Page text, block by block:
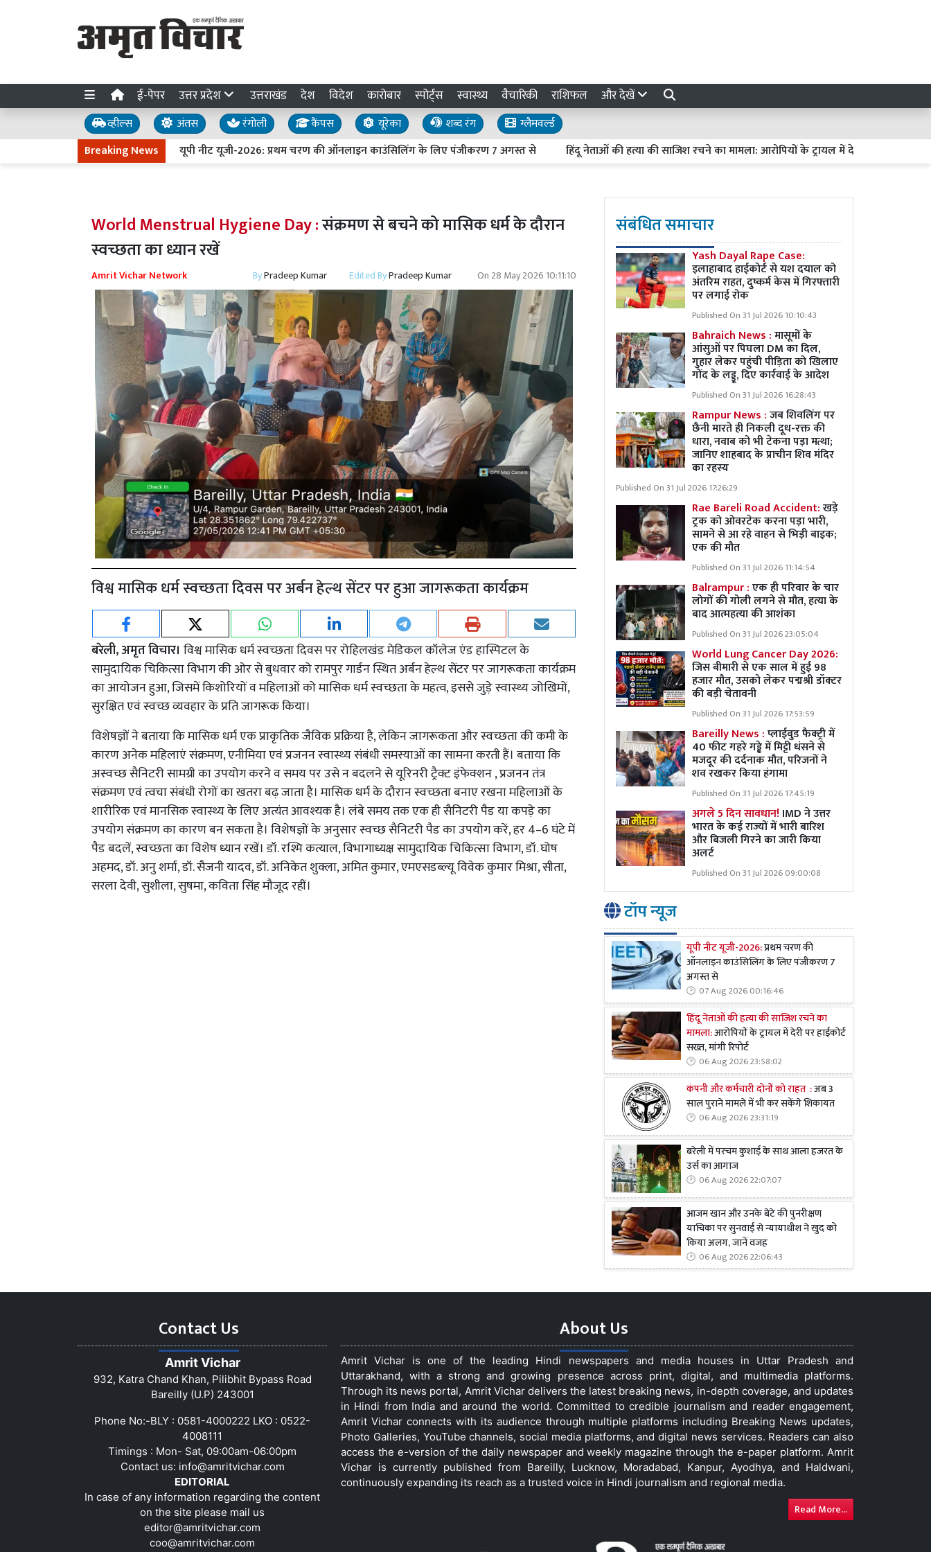
ई-पेपर उत्तर प्रदेश उत्तराखंड देश विदेश कारोबार स्पोर्ट्स स्वास्थ्य वैचारिकी राशिफल और देखें
व्हील्स अंतस रंगोली कैंपस यूरेका शब्द रंग
ग्लैमवर्ल्ड
Breaking Newsयूपी नीट यूजी-2026: प्रथम चरण की ऑनलाइन काउंसिलिंग के लिए पंजीकरण 7 अगस्त से हिंदू नेताओं की हत्या की साजिश रचने का मामला: आरोपियों के ट्रायल में देरी पर हाईकोर्ट सख्त, मांगी
World Menstrual Hygiene Day :संक्रमण से बचने को मासिक धर्म के दौरान
स्वच्छता का ध्यान रखें
Amrit Vichar Network ByPradeep Kumar Edited ByPradeep Kumar On 28 May 2026 10:11:10
विश्व मासिक धर्म स्वच्छता दिवस पर अर्बन हेल्थ सेंटर पर हुआ जागरूकता कार्यक्रम
बरेली, अमृत विचार। विश्व मासिक धर्म स्वच्छता दिवस पर रोहिलखंड मेडिकल कॉलेज एंड हास्पिटल के
सामुदायिक चिकित्सा विभाग की ओर से बुधवार को रामपुर गार्डन स्थित अर्बन हेल्थ सेंटर पर जागरूकता कार्यक्रम
का आयोजन हुआ, जिसमें किशोरियों व महिलाओं को मासिक धर्म स्वच्छता के महत्व, इससे जुड़े स्वास्थ्य जोखिमों,
सुरक्षित एवं स्वच्छ व्यवहार के प्रति जागरूक किया।
विशेषज्ञों ने बताया कि मासिक धर्म एक प्राकृतिक जैविक प्रक्रिया है, लेकिन जागरूकता और स्वच्छता की कमी के
कारण अनेक महिलाएं संक्रमण, एनीमिया एवं प्रजनन स्वास्थ्य संबंधी समस्याओं का सामना करती हैं। बताया कि
अस्वच्छ सैनिटरी सामग्री का उपयोग करने व समय पर उसे न बदलने से यूरिनरी ट्रैक्ट इंफेक्शन , प्रजनन तंत्र
संक्रमण एवं त्वचा संबंधी रोगों का खतरा बढ़ जाता है। मासिक धर्म के दौरान स्वच्छता बनाए रखना महिलाओं के
शारीरिक एवं मानसिक स्वास्थ्य के लिए अत्यंत आवश्यक है। लंबे समय तक एक ही सैनिटरी पैड या कपड़े का
उपयोग संक्रमण का कारण बन सकता है। विशेषज्ञों के अनुसार स्वच्छ सैनिटरी पैड का उपयोग करें, हर 4–6 घंटे में
पैड बदलें, स्वच्छता का विशेष ध्यान रखें। डॉ. रश्मि कत्याल, विभागाध्यक्ष सामुदायिक चिकित्सा विभाग, डॉ. घोष
अहमद, डॉ. अनु शर्मा, डॉ. सैजनी यादव, डॉ. अनिकेत शुक्ला, अमित कुमार, एमएसडब्ल्यू विवेक कुमार मिश्रा, सीता,
सरला देवी, सुशीला, सुषमा, कविता सिंह मौजूद रहीं।
संबंधित समाचार
Yash Dayal Rape Case:
इलाहाबाद हाईकोर्ट से यश दयाल को
अंतरिम राहत, दुष्कर्म केस में गिरफ्तारी
पर लगाई रोक
Published On 31 Jul 2026 10:10:43
Bahraich News :मासूमों के
आंसुओं पर पिघला DM का दिल,
गुहार लेकर पहुंची पीड़िता को खिलाए
गोंद के लड्डू, दिए कार्रवाई के आदेश
Published On 31 Jul 2026 16:28:43
Rampur News :जब शिवलिंग पर
छैनी मारते ही निकली दूध-रक्त की
धारा, नवाब को भी टेकना पड़ा मत्था;
जानिए शाहबाद के प्राचीन शिव मंदिर
का रहस्य
Published On 31 Jul 2026 17:26:29
Rae Bareli Road Accident:खड़े
ट्रक को ओवरटेक करना पड़ा भारी,
सामने से आ रहे वाहन से भिड़ी बाइक;
एक की मौत
Published On 31 Jul 2026 11:14:54
Balrampur :एक ही परिवार के चार
लोगों की गोली लगने से मौत, हत्या के
बाद आत्महत्या की आशंका
Published On 31 Jul 2026 23:05:04
World Lung Cancer Day 2026:
जिस बीमारी से एक साल में हुई 98
हजार मौत, उसको लेकर पद्मश्री डॉक्टर
की बड़ी चेतावनी
Published On 31 Jul 2026 17:53:59
Bareilly News :प्लाईवुड फैक्ट्री में
40 फीट गहरे गड्ढे में मिट्टी धंसने से
मजदूर की दर्दनाक मौत, परिजनों ने
शव रखकर किया हंगामा
Published On 31 Jul 2026 17:45:19
अगले 5 दिन सावधान! IMD ने उत्तर
भारत के कई राज्यों में भारी बारिश
और बिजली गिरने का जारी किया
अलर्ट
Published On 31 Jul 2026 09:00:08
टॉप न्यूज
यूपी नीट यूजी-2026:प्रथम चरण की
ऑनलाइन काउंसिलिंग के लिए पंजीकरण 7
अगस्त से
07 Aug 2026 00:16:46
हिंदू नेताओं की हत्या की साजिश रचने का
मामला:आरोपियों के ट्रायल में देरी पर हाईकोर्ट
सख्त, मांगी रिपोर्ट
06 Aug 2026 23:58:02
कंपनी और कर्मचारी दोनों को राहत :अब 3
साल पुराने मामले में भी कर सकेंगे शिकायत
06 Aug 2026 23:31:19
बरेली में परचम कुशाई के साथ आला हजरत के
उर्स का आगाज
06 Aug 2026 22:07:07
आजम खान और उनके बेटे की पुनरीक्षण
याचिका पर सुनवाई से न्यायाधीश ने खुद को
किया अलग, जानें वजह
06 Aug 2026 22:06:43
Contact Us
Amrit Vichar
932, Katra Chand Khan, Pilibhit Bypass Road
Bareilly (U.P) 243001
Phone No:-BLY : 0581-4000222 LKO : 0522-
4008111
Timings : Mon- Sat, 09:00am-06:00pm
Contact us: info@amritvichar.com
EDITORIAL
In case of any information regarding the content
on the site please mail us
editor@amritvichar.com
coo@amritvichar.com
About Us
Amrit Vichar is one of the leading Hindi newspapers and media houses in Uttar Pradesh and
Uttarakhand, with a strong and growing presence across print, digital, and multimedia platforms.
Through its news portal, Amrit Vichar delivers the latest breaking news, in-depth coverage, and updates
in Hindi from India and around the world. Committed to credible journalism and reader engagement,
Amrit Vichar connects with its audience through multiple platforms including Breaking News updates,
Photo Galleries, YouTube channels, social media platforms, and digital news services. Readers can also
access the e-version of the daily newspaper and weekly magazine through the e-paper platform. Amrit
Vichar is currently published from Bareilly, Lucknow, Moradabad, Kanpur, Ayodhya, and Haldwani,
continuously expanding its reach as a trusted voice in Hindi journalism and regional media.
Read More...